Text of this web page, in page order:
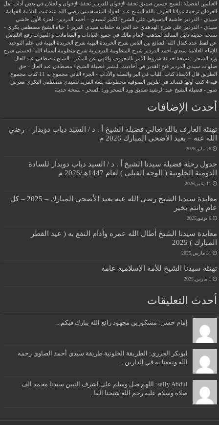
العالمين لفضيلة الشيخ حسين صديق
تحفة الإخوان للدردير تحفة الإخوان والخلان في بعض آداب أهل
العرفان ترجمة مولانا العارف بالله الشيخ عبد الجواد المنسفيسى رضي الله عنه ثبت العلامة الفهامة
سيدي - الدردير
حاشية الدسوقي علي الشرح الكبير لسيدي - أحمد الدردير- الجزء الأول حاشي
سيدي - الدردير علي شرح الهدهدي حد الحرابة حلقات سيدى الدرير 1
حياة الشيخ مصطفي بكري -
نسخة حديثة دليل السالك لمذهب الامام مالك في جميع العبادات و المعاملات و الميراث رفع الالتباس
عن لفظ عدد كمال الله الشائع بين الناس شرح الخريدة البهية شرح الخريدة البهية في علم التوحيد
للإمام العلامة سيدي-أحمد الدردير شرح المنظومة الدرديرية شرح منظومة أسماء الله الحسنى شرح
ورد السحر - نسخة حديثة شروط الأمر بالمعروف والنهي عن المنكر - الشيخ مصطفي عبد العال
صلوات سيدى الدردير فتح القدير في أحاديث البشير فضيلة الشيخ / مصطفى عبد العال - حق
الطريق
قال الاستاذ كتاب اللباب في البر والصلة والآداب - الجزء الثاني مجموع به 11 كتاب
مجموع
فيه 4 كتب أولها قصائد في طريق الصوفية
مخطوطة بلغة المريد لسيدي مصطفي البكري معرض
صور - فضيلة الشيخ عبد الرشيد صديق
ورد السحر ورد السحر - نسخة حديثة
أحدث الإضافات
تهنئة العارف بالله تعالي فضيلة الشيخ أ . د / السيد دياب دويدار – رضي
الله عنه – بعيد الأضحى المبارك 2026 م
26 مايو,2026
جدول رحلة فضيلة سيدنا الشيخ أ . د / السيد دياب دويدار للسادة
الدومية الخلوتية ( الوجه القبلي ) لعام 1447هـ/2026 م
11 يناير,2026
معايدة سيدنا الشيخ رضي الله عنه بعيد الأضحى المبارك – 2025 – كل
عام وانتم بخير
6 يونيو,2025
معايدة سيدنا الشيخ أطال الله عمره وأدام النفع به ( عيد الفطر
المبارك ) 2025
31 مارس,2025
تهنئة سيدنا الشيخ للأمة الإسلامية عامة
1 مارس,2025
أحدث التعليقات
إمام حسن: مشكورين مجهود رائع الله يبارك فيكم...
ابوبكر الجزري: الطريقة الخلوتية طريقة سيدي أحمد الصاوي رحمه
الله ونفعنا به في الدارين...
sally Abdul: اللهم صل وسلم على اشرف النيين سيدنا محمد الف
صلاة وسلام عليه رحم الله شيخنا الفا...